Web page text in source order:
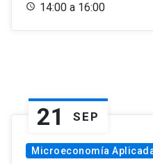
14:00 a 16:00
21 SEP
Microeconomía